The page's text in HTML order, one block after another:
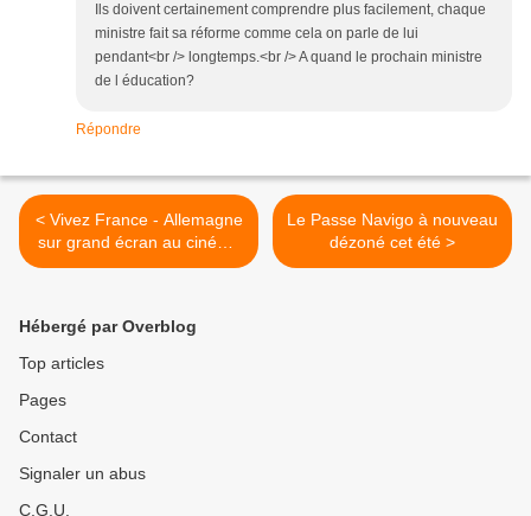
Ils doivent certainement comprendre plus facilement, chaque
ministre fait sa réforme comme cela on parle de lui
pendant<br /> longtemps.<br /> A quand le prochain ministre
de l éducation?
Répondre
< Vivez France - Allemagne
sur grand écran au cinéma
EuropaCorp du centre
Le Passe Navigo à nouveau
dézoné cet été >
Hébergé par Overblog
Top articles
Pages
Contact
Signaler un abus
C.G.U.